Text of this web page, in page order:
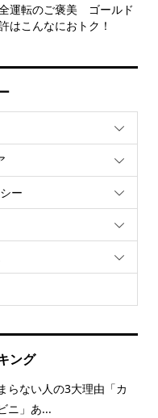
運転のご褒美 ゴールド
はこんなにおトク！
ー
ング
らない人の3大理由「カ
ニ」あ...